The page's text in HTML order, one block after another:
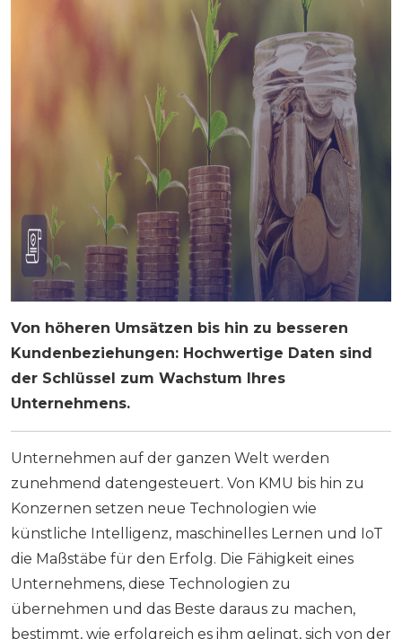
Von höheren Umsätzen bis hin zu besseren
Kundenbeziehungen: Hochwertige Daten sind
der Schlüssel zum Wachstum Ihres
Unternehmens.
Unternehmen auf der ganzen Welt werden
zunehmend datengesteuert. Von KMU bis hin zu
Konzernen setzen neue Technologien wie
künstliche Intelligenz, maschinelles Lernen und IoT
die Maßstäbe für den Erfolg. Die Fähigkeit eines
Unternehmens, diese Technologien zu
übernehmen und das Beste daraus zu machen,
bestimmt, wie erfolgreich es ihm gelingt, sich von der